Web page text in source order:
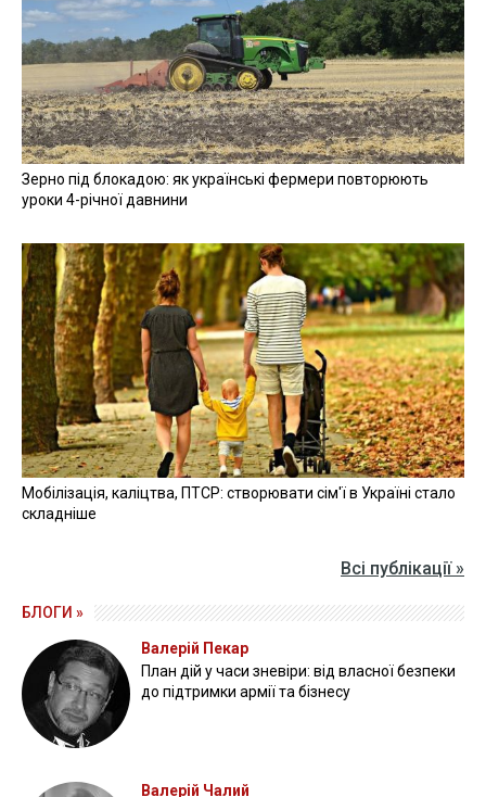
Зерно під блокадою: як українські фермери повторюють
уроки 4-річної давнини
Мобілізація, каліцтва, ПТСР: створювати сім'ї в Україні стало
складніше
Всі публікації »
БЛОГИ »
Валерій Пекар
План дій у часи зневіри: від власної безпеки
до підтримки армії та бізнесу
Валерій Чалий